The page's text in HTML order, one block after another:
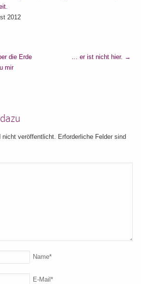
2012
die Erde
mir
… er ist nicht hier. →
nicht veröffentlicht. Erforderliche Felder sind
Name*
E-Mail*